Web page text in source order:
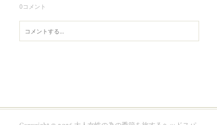
0コメント